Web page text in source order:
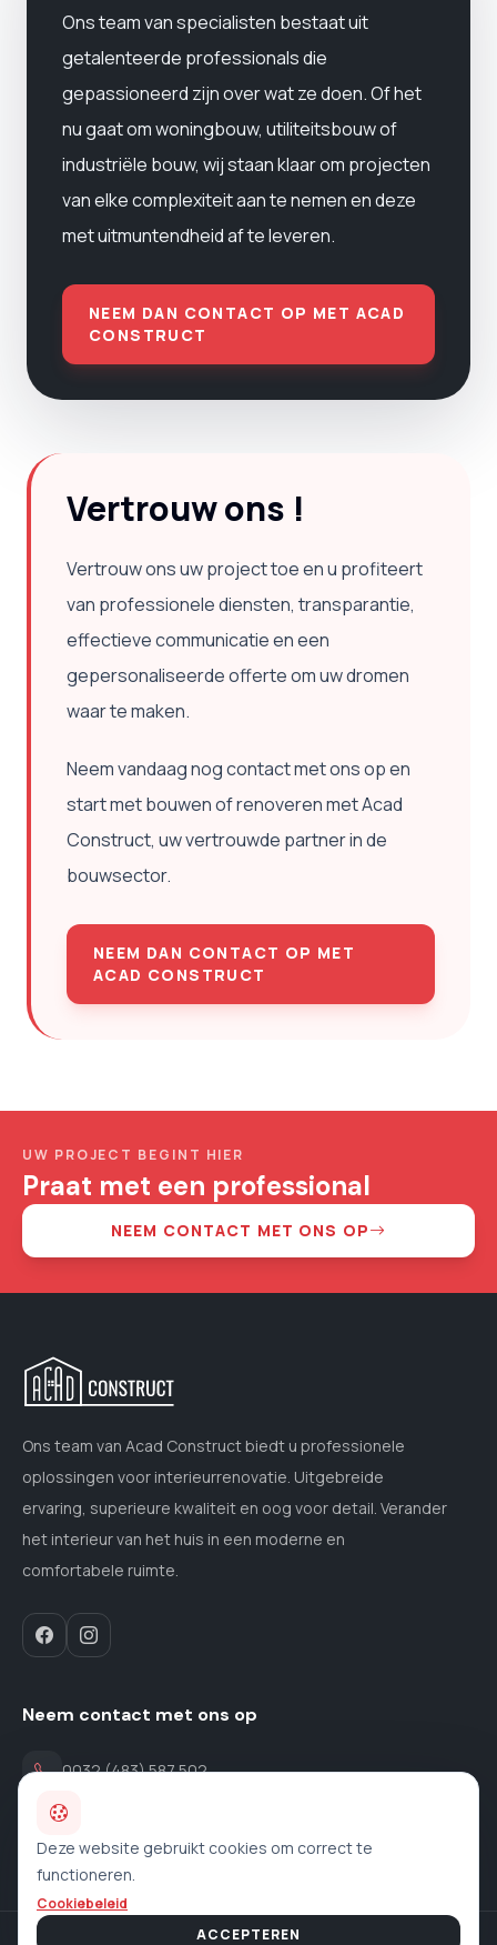
Ons team van specialisten bestaat uit
getalenteerde professionals die
gepassioneerd zijn over wat ze doen. Of het
nu gaat om woningbouw, utiliteitsbouw of
industriële bouw, wij staan ​​klaar om projecten
van elke complexiteit aan te nemen en deze
met uitmuntendheid af te leveren.
NEEM DAN CONTACT OP MET ACAD
CONSTRUCT
Vertrouw ons !
Vertrouw ons uw project toe en u profiteert
van professionele diensten, transparantie,
effectieve communicatie en een
gepersonaliseerde offerte om uw dromen
waar te maken.
Neem vandaag nog contact met ons op en
start met bouwen of renoveren met Acad
Construct, uw vertrouwde partner in de
bouwsector.
NEEM DAN CONTACT OP MET
ACAD CONSTRUCT
UW PROJECT BEGINT HIER
Praat met een professional
NEEM CONTACT MET ONS OP
Ons team van Acad Construct biedt u professionele
oplossingen voor interieurrenovatie. Uitgebreide
ervaring, superieure kwaliteit en oog voor detail. Verander
het interieur van het huis in een moderne en
comfortabele ruimte.
Neem contact met ons op
0032 (483) 587 502
contact@acad-construct.be
Deze website gebruikt cookies om correct te
functioneren.
Cookiebeleid
ACCEPTEREN